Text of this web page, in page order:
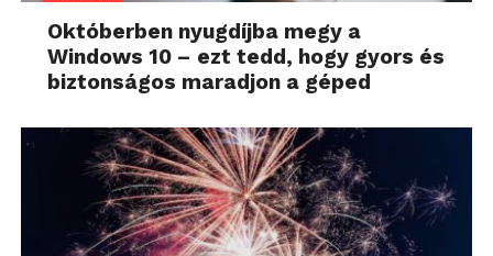
Októberben nyugdíjba megy a
Windows 10 – ezt tedd, hogy gyors és
biztonságos maradjon a géped